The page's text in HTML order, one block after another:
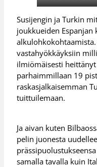
Susijengin ja Turkin
joukkueiden Espanjan
vastahyökkäyksiin
ilmiömäisesti
parhaimmillaan 19
raskasjalkaisemman
tuittuilemaan.
Ja aivan kuten
pelin juonesta
samalla tavalla kuin